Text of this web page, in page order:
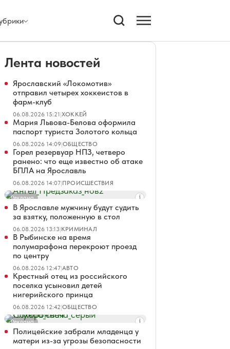
Лента новостей
Ярославский «Локомотив»
отправил четырех хоккеистов в
фарм-клуб
06.08.2026 15:21|ХОККЕЙ
Мария Львова-Белова оформила
паспорт туриста Золотого кольца
06.08.2026 14:09|ОБЩЕСТВО
Горел резервуар НПЗ, четверо
ранено: что еще известно об атаке
БПЛА на Ярославль
06.08.2026 14:07|ПРОИСШЕСТВИЯ
Реклама
В Ярославле мужчину будут судить
за взятку, положенную в стол
06.08.2026 13:13|КРИМИНАЛ
В Рыбинске на время
полумарафона перекроют проезд
по центру
06.08.2026 12:47|АВТО
Крестный отец из российского
поселка усыновил детей
нигерийского принца
06.08.2026 12:42|ОБЩЕСТВО
Реклама
Полицейские забрали младенца у
матери из-за угрозы безопасности